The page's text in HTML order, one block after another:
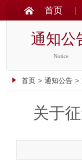
首页
通知公
Notice
首页 > 通知公告 >
关于